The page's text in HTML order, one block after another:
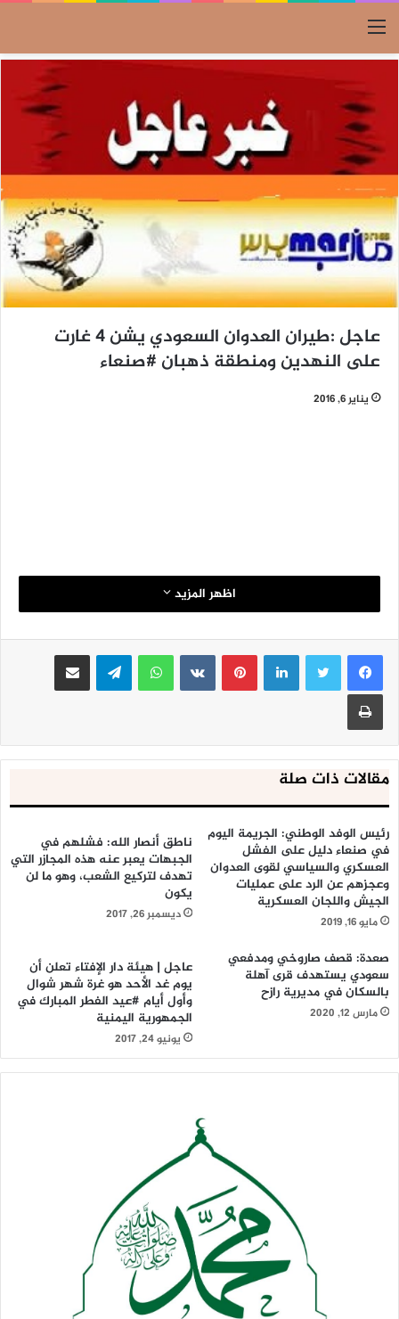
القائمة
عاجل :طيران العدوان السعودي يشن 4 غارت
على النهدين ومنطقة ذهبان #صنعاء
يناير 6, 2016
اظهر المزيد
لينكدإنبينتيريست واتساب تيلقرام مشاركة عبر البريد
طباعة
مقالات ذات صلة
رئيس الوفد الوطني: الجريمة اليوم
في صنعاء دليل على الفشل
العسكري والسياسي لقوى العدوان
وعجزهم عن الرد على عمليات
الجيش واللجان العسكرية
مايو 16, 2019
ناطق أنصار الله: فشلهم في
الجبهات يعبر عنه هذه المجازر التي
تهدف لتركيع الشعب، وهو ما لن
يكون
ديسمبر 26, 2017
صعدة: قصف صاروخي ومدفعي
سعودي يستهدف قرى آهلة
بالسكان في مديرية رازح
مارس 12, 2020
عاجل | هيئة دار الإفتاء تعلن أن
يوم غد الأحد هو غرة شهر شوال
وأول أيام #عيد الفطر المبارك في
الجمهورية اليمنية
يونيو 24, 2017